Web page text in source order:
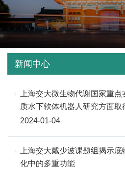
新闻中心
上海交大微生物代谢国家重
质水下软体机器人研究方面取
2024-01-04
上海交大戴少波课题组揭示
化中的多重功能